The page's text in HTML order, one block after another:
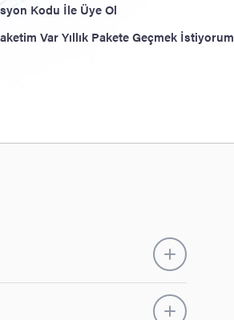
Kodu İle Üye Ol
Var Yıllık Pakete Geçmek İstiyorum